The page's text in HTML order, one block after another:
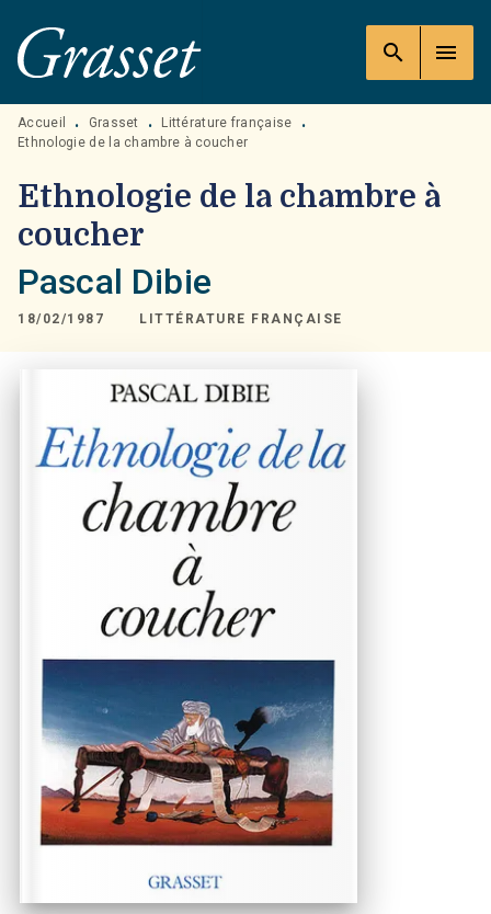
MENU RECHERCHE
PIED DE PAGE
search menu
Accueil • Grasset • Littérature française
•
Ethnologie de la chambre à coucher
Ethnologie de la chambre à
coucher
Pascal Dibie
18/02/1987 LITTÉRATURE FRANÇAISE